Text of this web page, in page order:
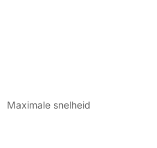
Maximale snelheid